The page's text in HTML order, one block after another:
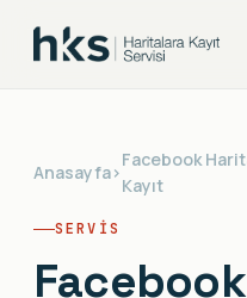
Anasayfa›
Facebook
Kayıt
SERVIS